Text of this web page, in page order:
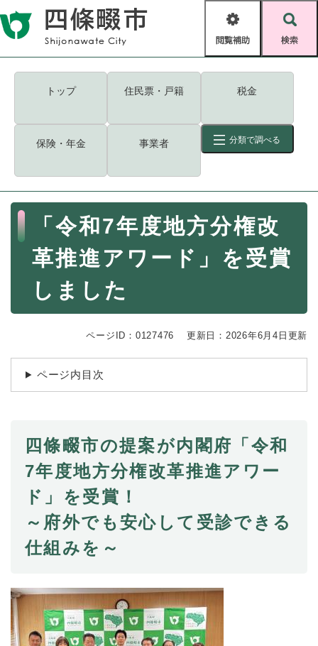
ー
ジ
メニューを飛ばして本文へ
閲
Foreign language
読み上げ・ふりがな
文字サイズ 拡大 背景色変更 白 黒 青
キーワード 検索
検索
トップ 住民票・戸籍 税金
保険・年金 事業者 分類で調べる
くらし・手続き
ら
き
ュ
ひ
ら
く
登録・届け出・証明
マイナンバー
税金
交通
ペット・動物
おくやみ
地域活動・コミュニティ
人権・男女共同参画
相談窓口
イベント・施設予約
本
文
「令和7年度地方分権改
革推進アワード」を受賞
しました
ページID：0127476 更新日：2026年6月4日更新
ページ内目次
四條畷市の提案が内閣府「令和
7年度地方分権改革推進アワー
ド」を受賞！
～府外でも安心して受診できる
仕組みを～